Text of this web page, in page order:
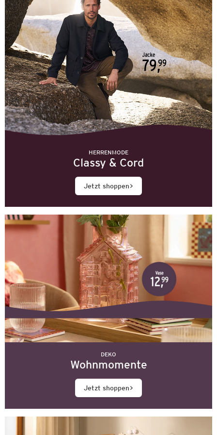
HERRENMODE
Classy & Cord
Jetzt shoppen
DEKO
Wohnmomente
Jetzt shoppen